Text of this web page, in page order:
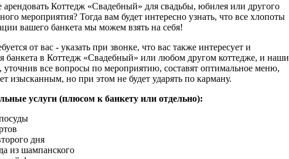
арендовать Коттедж «Свадебный» для свадьбы, юбилея или другого
мероприятия? Тогда вам будет интересно узнать, что все хлопоты
вашего банкета мы можем взять на себя!
от вас - указать при звонке, что вас также интересует и
банкета в Коттедж «Свадебный» или любом другом коттедже, и наши
все вопросы по мероприятию, составят оптимальное меню,
изысканным, но при этом не будет ударять по карману.
услуги (плюсом к банкету или отдельно):
дня
из шампанского